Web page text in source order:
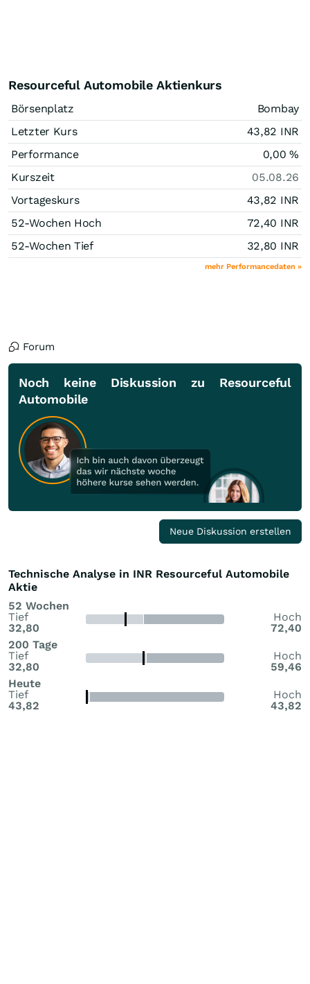
Resourceful Automobile Aktienkurs
Börsenplatz
Bombay
Letzter Kurs
43,82 INR
Performance
0,00%
Kurszeit
05.08.26
Vortageskurs
43,82 INR
52-Wochen Hoch
72,40 INR
52-Wochen Tief
32,80 INR
mehr Performancedaten »
Forum
Noch keine Diskussion zu Resourceful
Automobile
Neue Diskussion erstellen
Technische Analyse in INR Resourceful Automobile
Aktie
52 Wochen
Tief
32,80
Hoch
72,40
200 Tage
Tief
32,80
Hoch
59,46
Heute
Tief
43,82
Hoch
43,82